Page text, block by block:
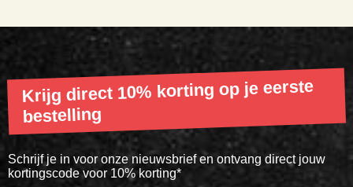
Krijg direct 10% korting op je eerste
bestelling
Schrijf je in voor onze nieuwsbrief en ontvang direct jouw
kortingscode voor 10% korting*